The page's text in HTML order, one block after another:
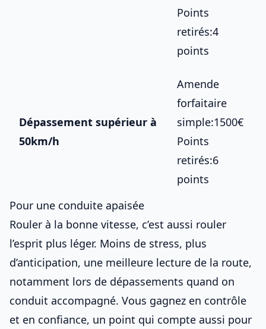
Points
retirés:4
points
Dépassement supérieur à
50km/h
Amende
forfaitaire
simple:1500€
Points
retirés:6
points
Pour une conduite apaisée
Rouler à la bonne vitesse, c’est aussi rouler
l’esprit plus léger. Moins de stress, plus
d’anticipation, une meilleure lecture de la route,
notamment lors de dépassements quand on
conduit accompagné. Vous gagnez en contrôle
et en confiance, un point qui compte aussi pour